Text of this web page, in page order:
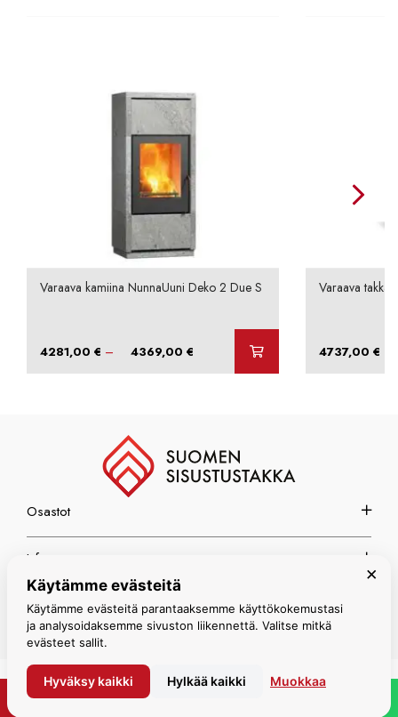
Varaava kamiina NunnaUuni Deko 2 Due S
4281,00€ – 4369,00€ Hintaluokka:
Varaava takka
4737,00 €
Osastot
Info
Espoon myymälä
© Suomen Sisustustakka 2026
PYYDÄ TARJOUS
×
Käytämme evästeitä
Käytämme evästeitä parantaaksemme käyttökokemustasi
ja analysoidaksemme sivuston liikennettä. Valitse mitkä
evästeet sallit.
Hyväksy kaikki Hylkää kaikki Muokkaa